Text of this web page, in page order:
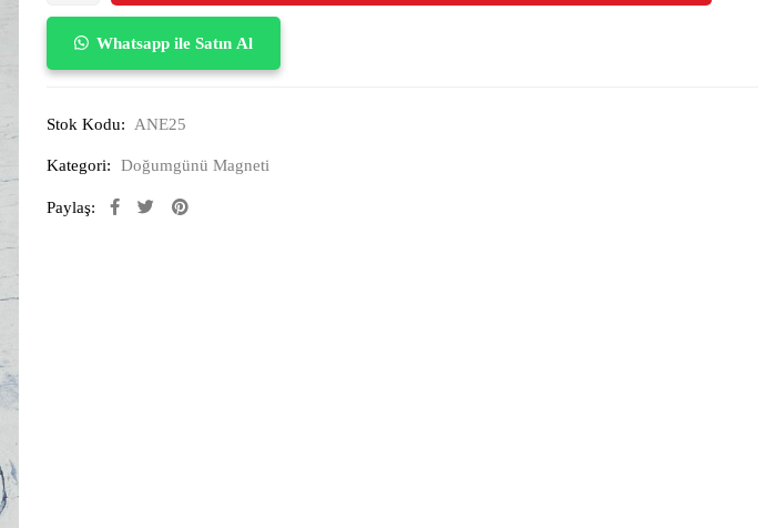
Whatsapp ile Satın Al
Stok Kodu: ANE25
Kategori: Doğumgünü Magneti
Paylaş: